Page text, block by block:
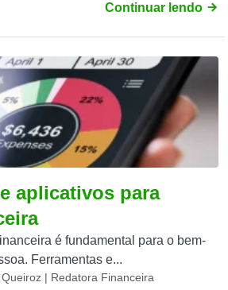
Continuar lendo
aplicativos para
é fundamental para o bem-
Ferramentas e...
| Redatora Financeira